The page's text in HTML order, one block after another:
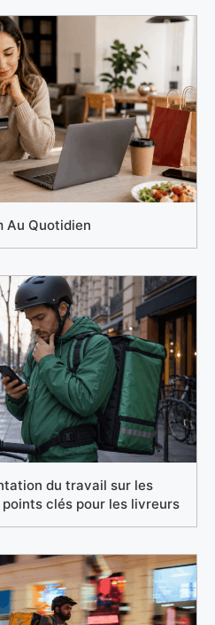
Au Quotidien
du travail sur les
clés pour les livreurs